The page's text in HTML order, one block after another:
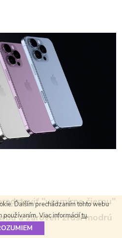
Ďalším prechádzaním tohto webu
používaním. Viac informáciítu.
"vesmírne čiernu"
a zároveň zruší modrú